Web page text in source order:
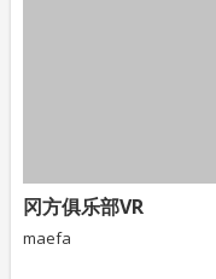
冈方俱乐部VR
maefa